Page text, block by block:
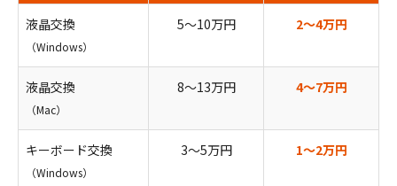
液晶交換
（Windows）
5〜10万円 2〜4万円
液晶交換
（Mac）
8〜13万円 4〜7万円
キーボード交換
（Windows）
3〜5万円 1〜2万円